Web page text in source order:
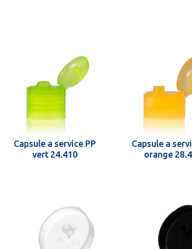
Capsule a service PP
vert 24.410
Capsule a
orange